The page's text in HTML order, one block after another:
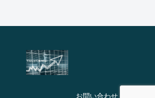
お問い合わせ